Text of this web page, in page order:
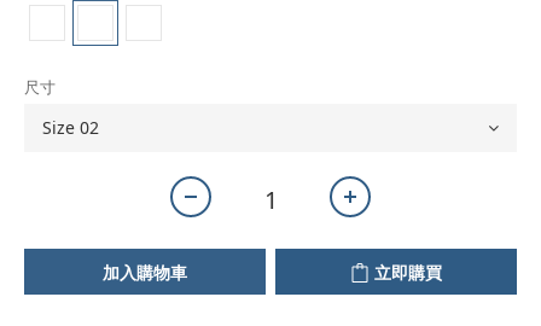
尺寸
加入購物車 立即購買